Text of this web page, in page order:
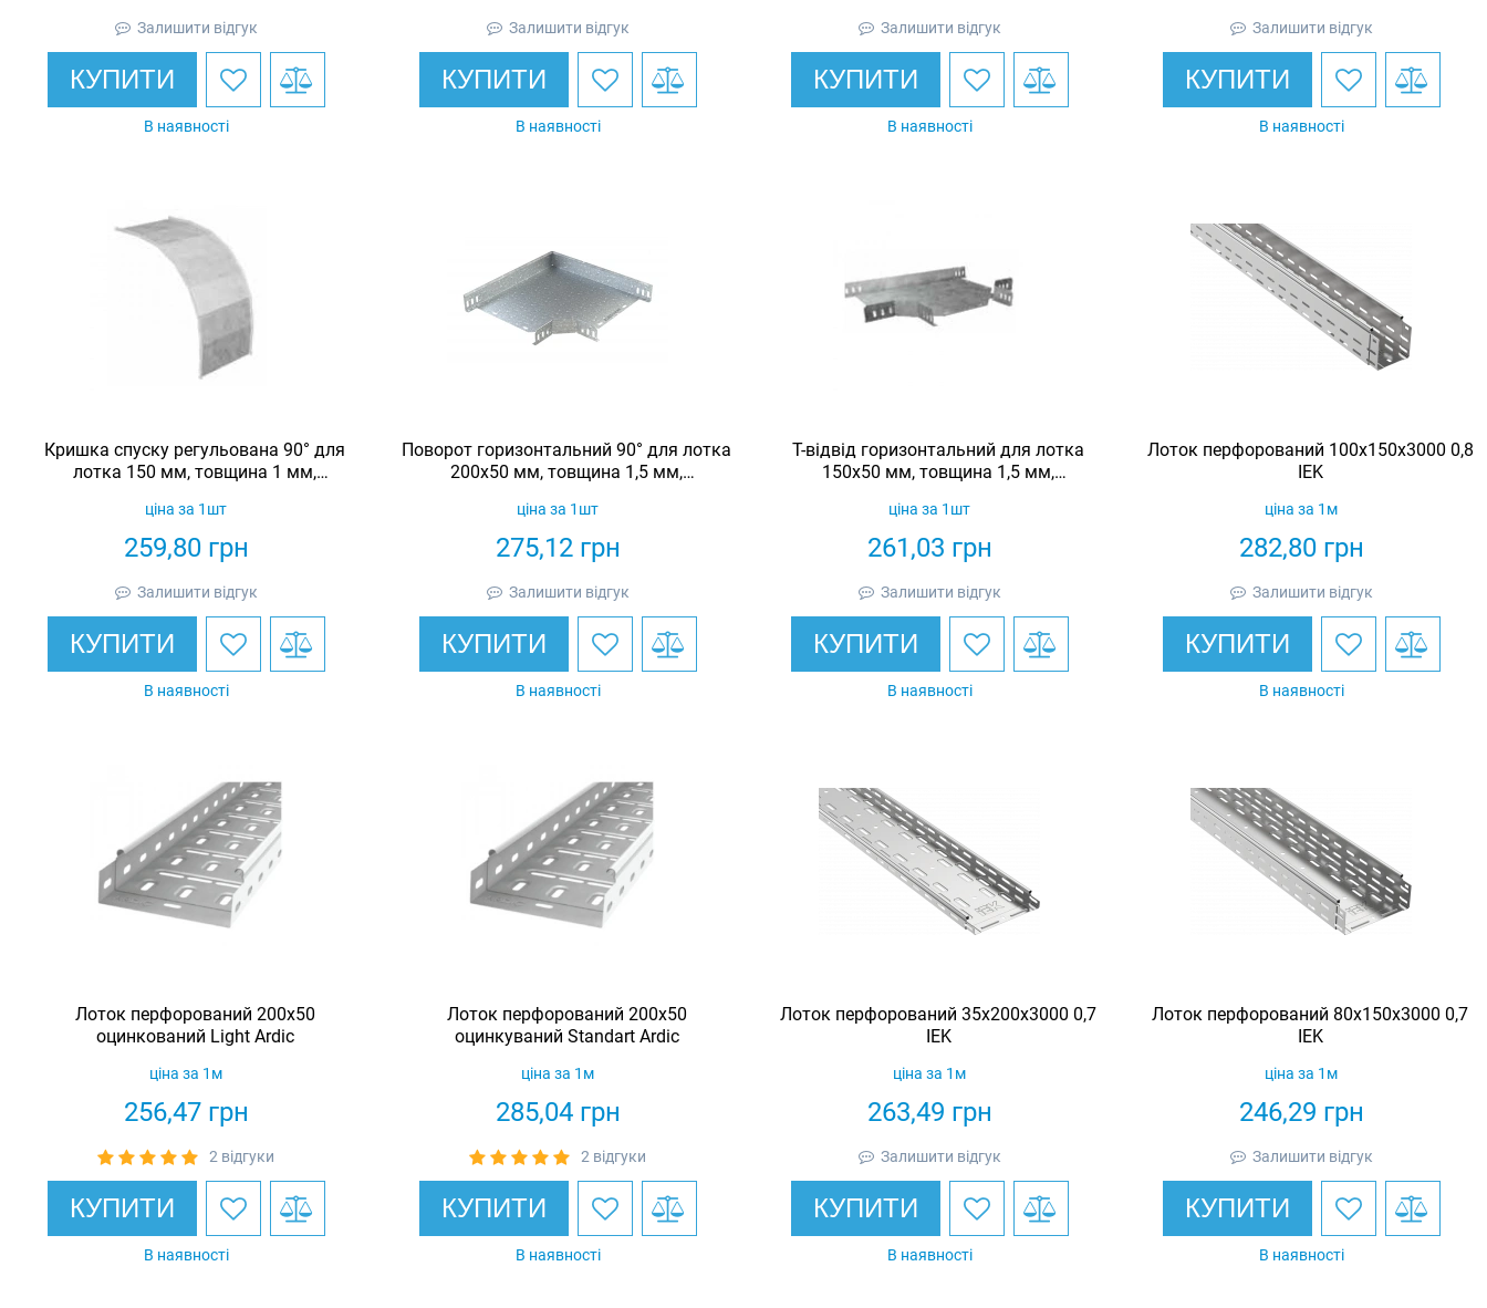
Залишити відгук
КУПИТИ
В наявності
Залишити відгук
КУПИТИ
В наявності
Залишити відгук
КУПИТИ
В наявності
Залишити відгук
КУПИТИ
В наявності
Кришка спуску регульована 90° для
лотка 150 мм, товщина 1 мм,
259,80грн
ціна за 1шт
Залишити відгук
КУПИТИ
В наявності
Поворот горизонтальний 90° для лотка
200х50 мм, товщина 1,5 мм,
275,12грн
ціна за 1шт
Залишити відгук
КУПИТИ
В наявності
Т-відвід горизонтальний для лотка
150х50 мм, товщина 1,5 мм,
261,03 грн
ціна за 1шт
Залишити відгук
КУПИТИ
В наявності
Лоток перфорований 100x150x3000 0,8
IEK
282,80грн
ціна за 1м
Залишити відгук
КУПИТИ
В наявності
Лоток перфорований 200х50
оцинкований Light Ardic
256,47грн
ціна за 1м
2 відгуки
КУПИТИ
В наявності
Лоток перфорований 200х50
оцинкуваний Standart Ardic
285,04грн
ціна за 1м
2 відгуки
КУПИТИ
В наявності
Лоток перфорований 35х200х3000 0,7
IEK
263,49 грн
ціна за 1м
Залишити відгук
КУПИТИ
В наявності
Лоток перфорований 80х150х3000 0,7
IEK
246,29 грн
ціна за 1м
Залишити відгук
КУПИТИ
В наявності